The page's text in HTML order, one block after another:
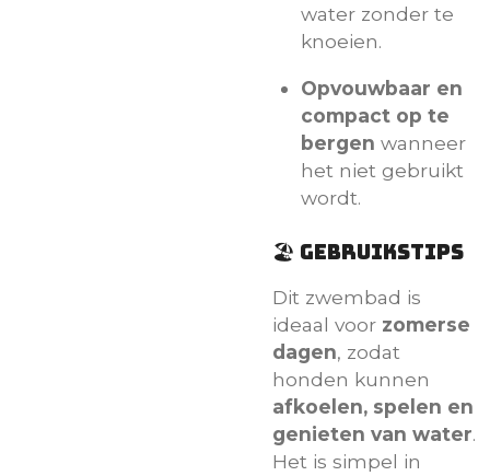
water zonder te
knoeien.
Opvouwbaar en
compact op te
bergen wanneer
het niet gebruikt
wordt.
🏖️ Gebruikstips
Dit zwembad is
ideaal voor zomerse
dagen, zodat
honden kunnen
afkoelen, spelen en
genieten van water.
Het is simpel in